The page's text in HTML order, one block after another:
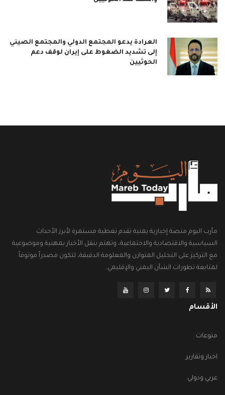
العرادة يدعو المجتمع الدولي والمجتمع الصيني
إلى تشديد الضغوط على إيران لوقف دعم
الحوثيين
مأرب اليوم منصة إخبارية يمنية تقدم تغطية مستمرة لأبرز الأحداث
السياسية والاقتصادية والاجتماعية، وتهتم بنقل الأخبار بمهنية وموضوعية
مع التركيز على التحليل المتوازن والمعلومة الدقيقة، لتكون مصدراً موثوقاً
لمتابعة تطورات الشأن اليمني والإقليمي.
الأقسام
منوعات
اخبار وتقارير
عربي ودولي